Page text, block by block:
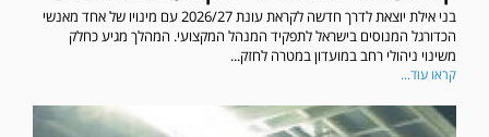
בני אילת יוצאת לדרך חדשה לקראת עונת 2026/27 עם מינויו של אחד מאנשי
הכדורגל המנוסים בישראל לתפקיד המנהל המקצועי. המהלך מגיע כחלק
משינוי ניהולי רחב במועדון במטרה לחזק...
קראו עוד...